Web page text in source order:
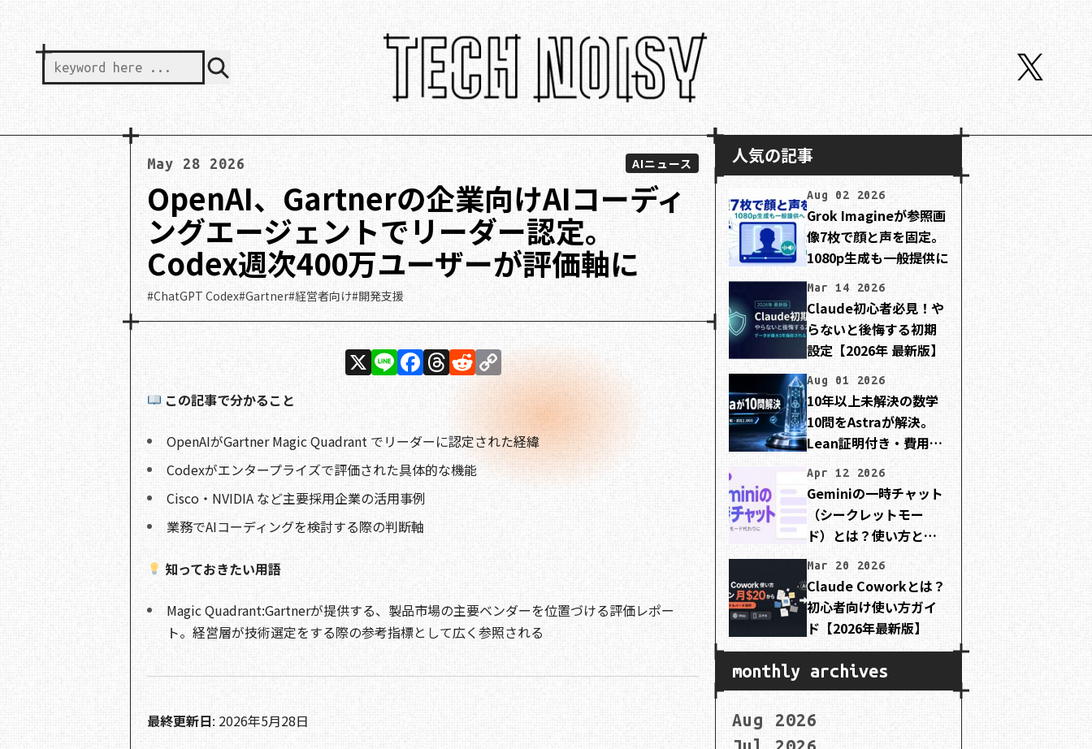
keyword here ...
May 28 2026 AIニュース
OpenAI、Gartnerの企業向けAIコーディ
ングエージェントでリーダー認定。
Codex週次400万ユーザーが評価軸に
#ChatGPT Codex#Gartner#経営者向け#開発支援
X Li
n
F
a
e
b
o
o
k
T
h
a
d
R
e
di
t
C
o
y
Li
この記事で分かること
OpenAIがGartner Magic Quadrant でリーダーに認定された経緯
Codexがエンタープライズで評価された具体的な機能
Cisco・NVIDIA など主要採用企業の活用事例
業務でAIコーディングを検討する際の判断軸
知っておきたい用語
Magic Quadrant:Gartnerが提供する、製品市場の主要ベンダーを位置づける評価レポー
ト。経営層が技術選定をする際の参考指標として広く参照される
最終更新日: 2026年5月28日
人気の記事
Aug 02 2026
Grok Imagineが参照画
像7枚で顔と声を固定。
1080p生成も一般提供に
Mar 14 2026
Claude初心者必見！や
らないと後悔する初期
設定【2026年 最新版】
Aug 01 2026
10年以上未解決の数学
10問をAstraが解決。
Lean証明付き・費用は
Apr 12 2026
Geminiの一時チャット
（シークレットモー
ド）とは？使い方と注
説
Mar 20 2026
Claude Coworkとは？
初心者向け使い方ガイ
ド【2026年最新版】
monthly archives
Aug 2026